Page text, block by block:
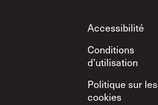
Footer
Accessibilité
Conditions
d’utilisation
Politique sur les
cookies